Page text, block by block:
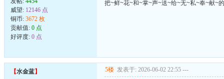
威望: 12146 点
铜币: 3672 枚
贡献值: 0 点
好评度: 0 点
把~鲜~花~和~掌~声~送~给~无~私~奉~献~
【水金蓝】 5楼 发表于: 2026-06-02 22:55 ---